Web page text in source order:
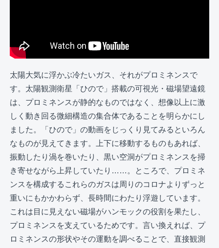
太陽大気に浮かぶ冷たいガス、それがプロミネンスで
す。太陽観測衛星「ひので」搭載の可視光・磁場望遠鏡
は、プロミネンスが静的なものではなく、想像以上に激
しく動き回る微細構造の集合体であることを明らかにし
ました。「ひので」の動画をじっくり見てみるといろん
なものが見えてきます。上下に移動するものもあれば、
振動したり渦を巻いたり、黒い空洞がプロミネンスを掃
き寄せながら上昇していたり……。ところで、プロミネ
ンスを構成するこれらのガスは周りのコロナよりずっと
重いにもかかわらず、長時間にわたり浮遊しています。
これは目に見えない磁場がハンモックの役割を果たし、
プロミネンスを支えているためです。言い換えれば、プ
ロミネンスの形状やその運動を調べることで、直接観測